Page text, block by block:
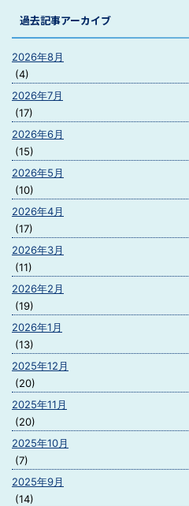
過去記事アーカイブ
2026年8月
(4)
2026年7月
(17)
2026年6月
(15)
2026年5月
(10)
2026年4月
(17)
2026年3月
(11)
2026年2月
(19)
2026年1月
(13)
2025年12月
(20)
2025年11月
(20)
2025年10月
(7)
2025年9月
(14)